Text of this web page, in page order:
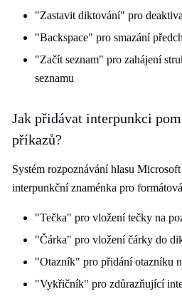
"Zastavit diktování" pro
"Backspace" pro smazání
"Začít seznam" pro zahájení
seznamu
Jak přidávat interpunkci
příkazů?
Systém rozpoznávání hlasu
interpunkční znaménka pro
"Tečka" pro vložení tečky na
"Čárka" pro vložení čárky do
"Otazník" pro přidání otazníku
"Vykřičník" pro zdůrazňující